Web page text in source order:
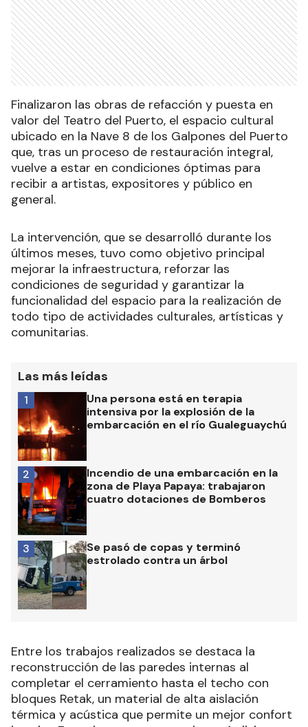
Finalizaron las obras de refacción y puesta en
valor del Teatro del Puerto, el espacio cultural
ubicado en la Nave 8 de los Galpones del Puerto
que, tras un proceso de restauración integral,
vuelve a estar en condiciones óptimas para
recibir a artistas, expositores y público en
general.
La intervención, que se desarrolló durante los
últimos meses, tuvo como objetivo principal
mejorar la infraestructura, reforzar las
condiciones de seguridad y garantizar la
funcionalidad del espacio para la realización de
todo tipo de actividades culturales, artísticas y
comunitarias.
Las más leídas
Una persona está en terapia
intensiva por la explosión de la
embarcación en el río Gualeguaychú
1
Incendio de una embarcación en la
zona de Playa Papaya: trabajaron
cuatro dotaciones de Bomberos
2
Se pasó de copas y terminó
estrolado contra un árbol
3
Entre los trabajos realizados se destaca la
reconstrucción de las paredes internas al
completar el cerramiento hasta el techo con
bloques Retak, un material de alta aislación
térmica y acústica que permite un mejor confort